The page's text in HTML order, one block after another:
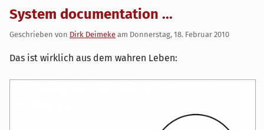
System documentation ...
Geschrieben von Dirk Deimeke am Donnerstag, 18. Februar 2010
Das ist wirklich aus dem wahren Leben: